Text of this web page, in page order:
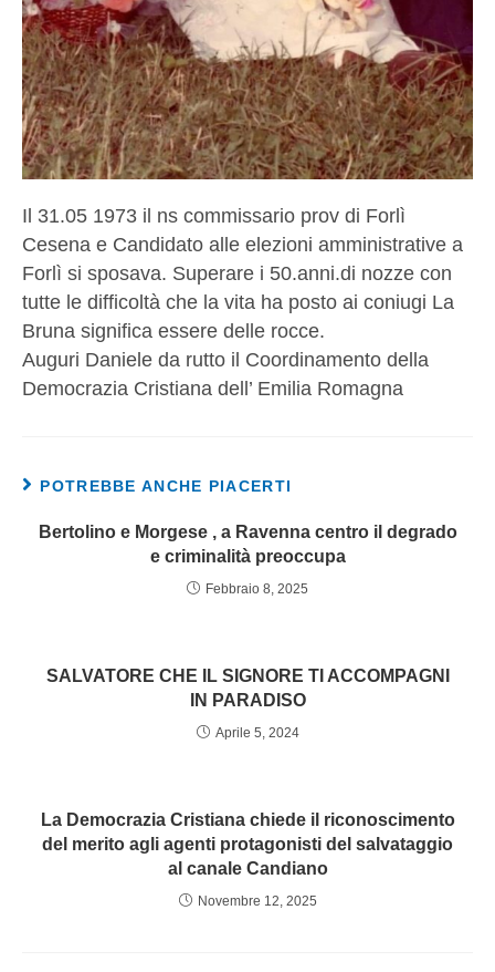
Il 31.05 1973 il ns commissario prov di Forlì
Cesena e Candidato alle elezioni amministrative a
Forlì si sposava. Superare i 50.anni.di nozze con
tutte le difficoltà che la vita ha posto ai coniugi La
Bruna significa essere delle rocce.
Auguri Daniele da rutto il Coordinamento della
Democrazia Cristiana dell’ Emilia Romagna
POTREBBE ANCHE PIACERTI
Bertolino e Morgese , a Ravenna centro il degrado
e criminalità preoccupa
Febbraio 8, 2025
SALVATORE CHE IL SIGNORE TI ACCOMPAGNI
IN PARADISO
Aprile 5, 2024
La Democrazia Cristiana chiede il riconoscimento
del merito agli agenti protagonisti del salvataggio
al canale Candiano
Novembre 12, 2025